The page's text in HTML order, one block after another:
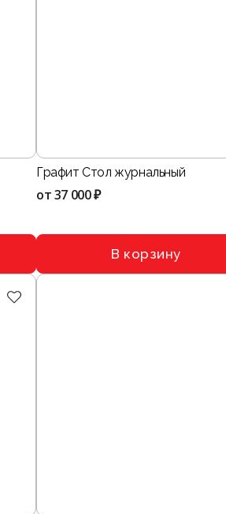
Графит Стол журнальный
от37 000 ₽
В корзину